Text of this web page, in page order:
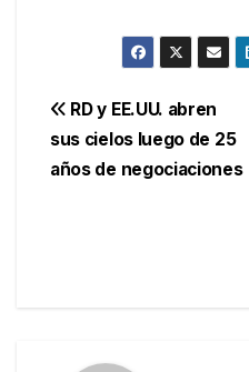
Navegación
de
RD y EE.UU. abren
sus cielos luego de 25
años de negociaciones